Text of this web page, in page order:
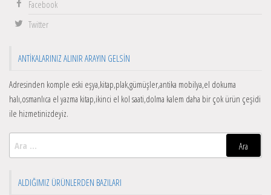
Facebook
Twitter
ANTIKALARINIZ ALINIR ARAYIN GELSIN
Adresinden komple eski eşya,kitap,plak,gümüşler,antika mobilya,el dokuma
halı,osmanlıca el yazma kitap,ikinci el kol saati,dolma kalem daha bir çok ürün çeşidi
ile hizmetinizdeyiz.
ALDIĞIMIZ ÜRÜNLERDEN BAZILARI